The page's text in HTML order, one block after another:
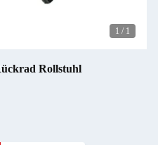
1 / 1
Rollstuhl